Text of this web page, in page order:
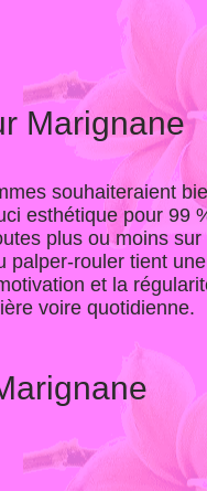
Marignane
souhaiteraient
esthétique pour 99
plus ou moins sur
palper-rouler tient une
et la
voire quotidienne.